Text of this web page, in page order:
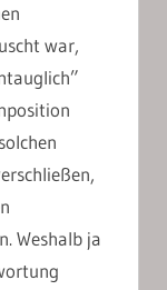
war,
Weshalb ja